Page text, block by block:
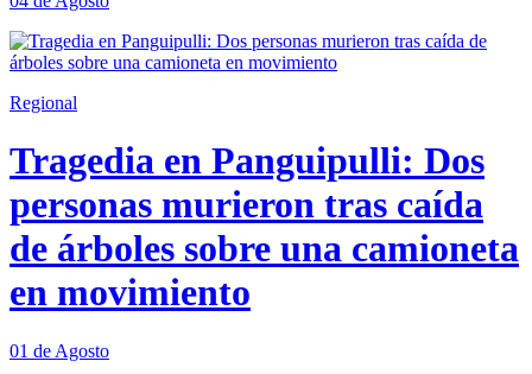
Regional
Tragedia en Panguipulli: Dos
personas murieron tras caída
de árboles sobre una camioneta
en movimiento
01 de Agosto